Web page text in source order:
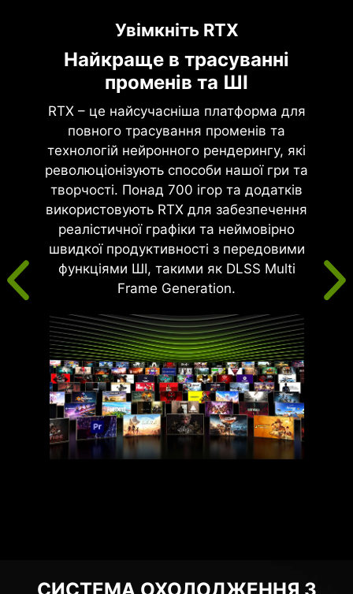
Увімкніть RTX
Найкраще в трасуванні
променів та ШІ
RTX – це найсучасніша платформа для
повного трасування променів та
технологій нейронного рендерингу, які
революціонізують способи нашої гри та
творчості. Понад 700 ігор та додатків
використовують RTX для забезпечення
реалістичної графіки та неймовірно
швидкої продуктивності з передовими
функціями ШІ, такими як DLSS Multi
Frame Generation.